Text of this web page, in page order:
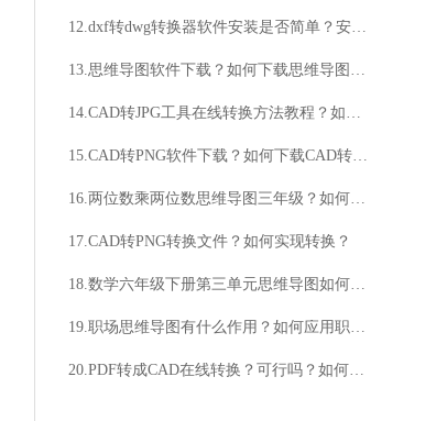
12.dxf转dwg转换器软件安装是否简单？安装该软件是否需要付费？
13.思维导图软件下载？如何下载思维导图软件？
14.CAD转JPG工具在线转换方法教程？如何在线转换CAD为JPG？
15.CAD转PNG软件下载？如何下载CAD转PNG软件？
16.两位数乘两位数思维导图三年级？如何有效利用思维导图教授两位数乘两位数？
17.CAD转PNG转换文件？如何实现转换？
18.数学六年级下册第三单元思维导图如何制作？思维导图有什么作用？
19.职场思维导图有什么作用？如何应用职场思维导图？
20.PDF转成CAD在线转换？可行吗？如何进行PDF转成CAD在线转换？